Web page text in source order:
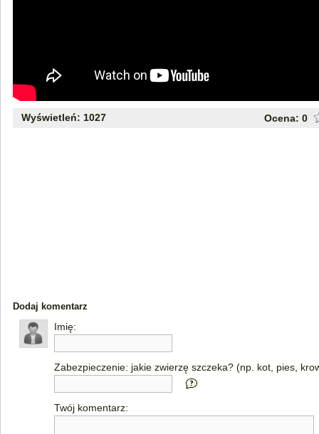
Wyświetleń: 1027 Ocena: 0
Dodaj komentarz
Imię:
Zabezpieczenie: jakie zwierzę szczeka? (np. kot, pies,
Twój komentarz: